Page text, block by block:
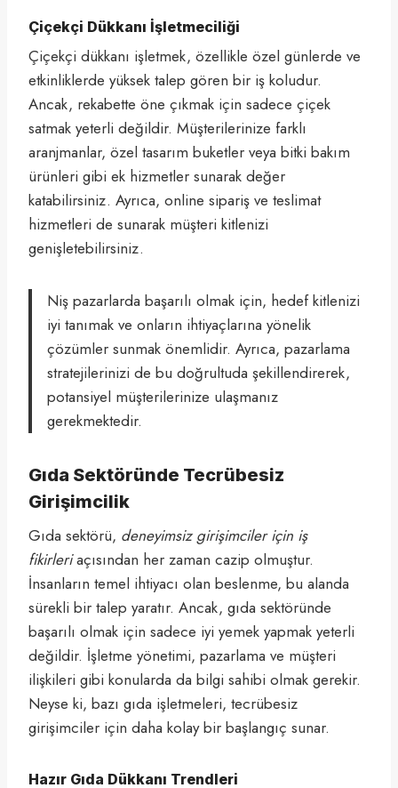
Çiçekçi Dükkanı İşletmeciliği
Çiçekçi dükkanı işletmek, özellikle özel günlerde ve
etkinliklerde yüksek talep gören bir iş koludur.
Ancak, rekabette öne çıkmak için sadece çiçek
satmak yeterli değildir. Müşterilerinize farklı
aranjmanlar, özel tasarım buketler veya bitki bakım
ürünleri gibi ek hizmetler sunarak değer
katabilirsiniz. Ayrıca, online sipariş ve teslimat
hizmetleri de sunarak müşteri kitlenizi
genişletebilirsiniz.
Niş pazarlarda başarılı olmak için, hedef kitlenizi
iyi tanımak ve onların ihtiyaçlarına yönelik
çözümler sunmak önemlidir. Ayrıca, pazarlama
stratejilerinizi de bu doğrultuda şekillendirerek,
potansiyel müşterilerinize ulaşmanız
gerekmektedir.
Gıda Sektöründe Tecrübesiz
Girişimcilik
Gıda sektörü, deneyimsiz girişimciler için iş
fikirleriaçısından her zaman cazip olmuştur.
İnsanların temel ihtiyacı olan beslenme, bu alanda
sürekli bir talep yaratır. Ancak, gıda sektöründe
başarılı olmak için sadece iyi yemek yapmak yeterli
değildir. İşletme yönetimi, pazarlama ve müşteri
ilişkileri gibi konularda da bilgi sahibi olmak gerekir.
Neyse ki, bazı gıda işletmeleri, tecrübesiz
girişimciler için daha kolay bir başlangıç sunar.
Hazır Gıda Dükkanı Trendleri